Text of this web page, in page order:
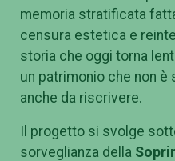
memoria stratificata
censura estetica e
storia che oggi torna
un patrimonio che non è
anche da riscrivere.
Il progetto si svolge
sorveglianza della